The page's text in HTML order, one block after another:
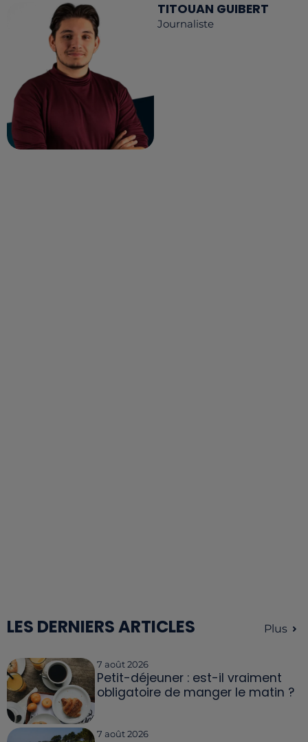
TITOUAN GUIBERT
Journaliste
LES DERNIERS ARTICLES Plus
7 août 2026
Petit-déjeuner : est-il vraiment
obligatoire de manger le matin ?
7 août 2026